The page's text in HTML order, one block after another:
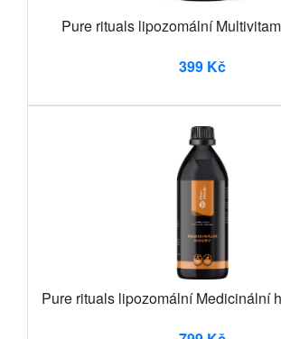
Pure rituals lipozomální
399 Kč
Pure rituals lipozomální Medicinální